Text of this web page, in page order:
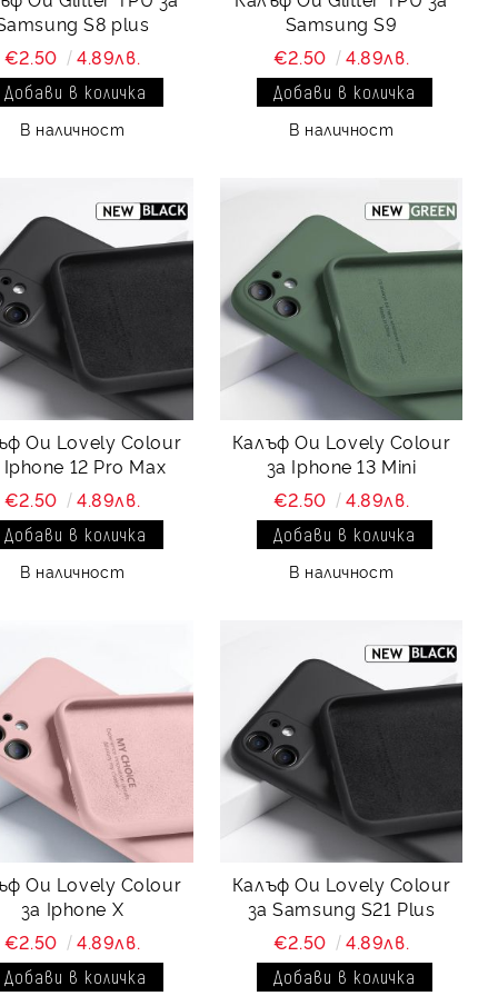
S8 plus
€2.50
4.89лв.
В наличност
Samsung S9
€2.50
4.89лв.
В наличност
Ou Lovely Colour
Iphone 12 Pro Max
€2.50
4.89лв.
В наличност
Калъф Ou Lovely Colour
за Iphone 13 Mini
€2.50
4.89лв.
В наличност
Ou Lovely Colour
за Iphone X
€2.50
4.89лв.
Калъф Ou Lovely Colour
за Samsung S21 Plus
€2.50
4.89лв.